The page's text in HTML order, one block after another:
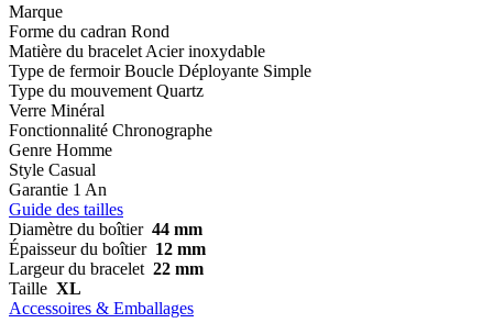
Marque
Forme du cadran Rond
Matière du bracelet Acier inoxydable
Type de fermoir Boucle Déployante Simple
Type du mouvement Quartz
Verre Minéral
Fonctionnalité Chronographe
Genre Homme
Style Casual
Garantie 1 An
Guide des tailles
Diamètre du boîtier 44 mm
Épaisseur du boîtier 12 mm
Largeur du bracelet 22 mm
Taille XL
Accessoires & Emballages